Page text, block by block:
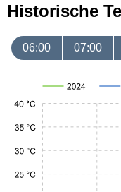
Historische
06:00 07:00